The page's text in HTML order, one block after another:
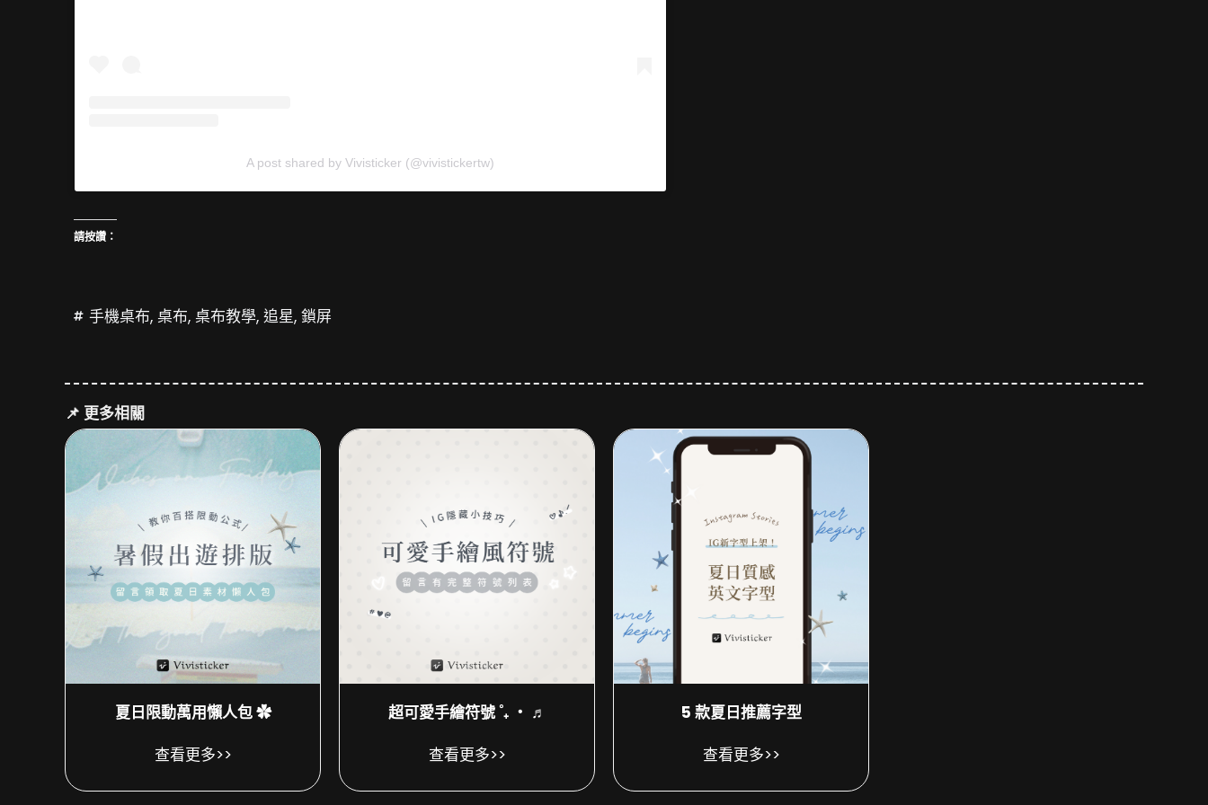
A post shared by Vivisticker (@vivistickertw)
請按讚：
手機桌布, 桌布, 桌布教學, 追星, 鎖屏
📌 更多相關
夏日限動萬用懶人包 ✿
查看更多>>
超可愛手繪符號 ˚₊ ‧ ♬
查看更多>>
5 款夏日推薦字型
查看更多>>